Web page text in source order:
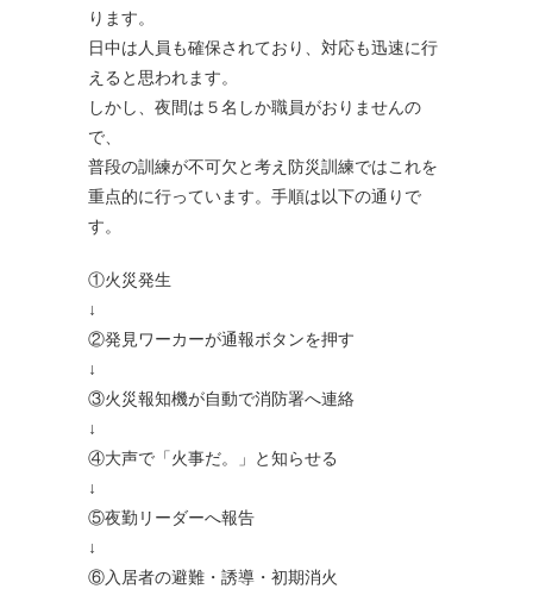
ります。
日中は人員も確保されており、対応も迅速に行
えると思われます。
しかし、夜間は５名しか職員がおりませんの
で、
普段の訓練が不可欠と考え防災訓練ではこれを
重点的に行っています。手順は以下の通りで
す。
①火災発生
↓
②発見ワーカーが通報ボタンを押す
↓
③火災報知機が自動で消防署へ連絡
↓
④大声で「火事だ。」と知らせる
↓
⑤夜勤リーダーへ報告
↓
⑥入居者の避難・誘導・初期消火